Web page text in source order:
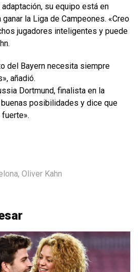
su equipo está en
la Liga de Campeones. «Creo
jugadores inteligentes y puede
del Bayern necesita siempre
añadió.
Dortmund, finalista en la
posibilidades y dice que
, Oliver Kahn